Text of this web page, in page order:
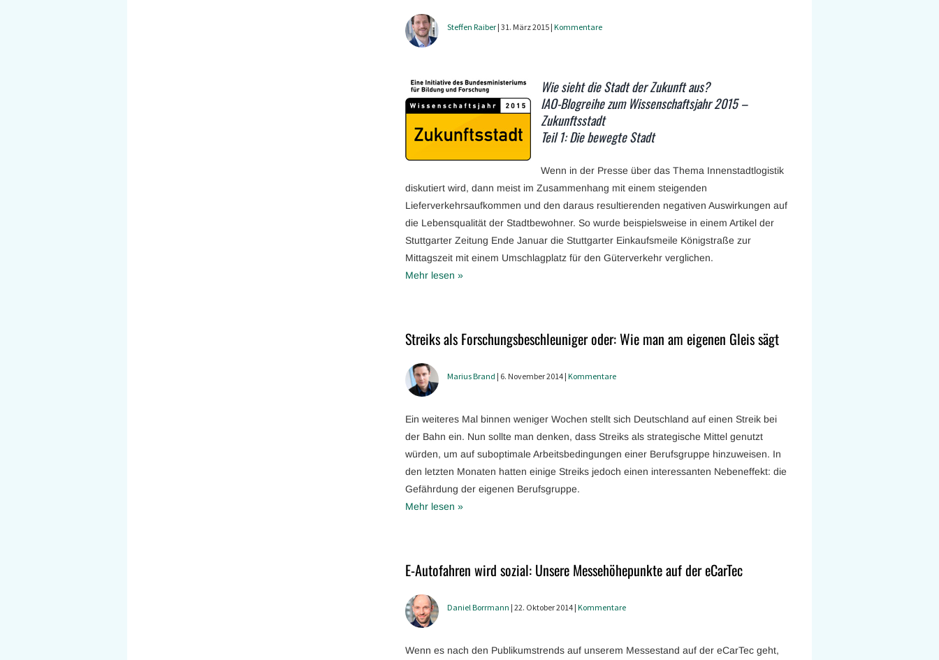
Steffen Raiber | 31. März 2015 | Kommentare
Wie sieht die Stadt der Zukunft aus?
IAO-Blogreihe zum Wissenschaftsjahr 2015 –
Zukunftsstadt
Teil 1: Die bewegte Stadt
Wenn in der Presse über das Thema Innenstadtlogistik
diskutiert wird, dann meist im Zusammenhang mit einem steigenden
Lieferverkehrsaufkommen und den daraus resultierenden negativen Auswirkungen auf
die Lebensqualität der Stadtbewohner. So wurde beispielsweise in einem Artikel der
Stuttgarter Zeitung Ende Januar die Stuttgarter Einkaufsmeile Königstraße zur
Mittagszeit mit einem Umschlagplatz für den Güterverkehr verglichen.
Mehr lesen »
Streiks als Forschungsbeschleuniger oder: Wie man am eigenen Gleis sägt
Marius Brand | 6. November 2014 | Kommentare
Ein weiteres Mal binnen weniger Wochen stellt sich Deutschland auf einen Streik bei
der Bahn ein. Nun sollte man denken, dass Streiks als strategische Mittel genutzt
würden, um auf suboptimale Arbeitsbedingungen einer Berufsgruppe hinzuweisen. In
den letzten Monaten hatten einige Streiks jedoch einen interessanten Nebeneffekt: die
Gefährdung der eigenen Berufsgruppe.
Mehr lesen »
E-Autofahren wird sozial: Unsere Messehöhepunkte auf der eCarTec
Daniel Borrmann | 22. Oktober 2014 | Kommentare
Wenn es nach den Publikumstrends auf unserem Messestand auf der eCarTec geht,